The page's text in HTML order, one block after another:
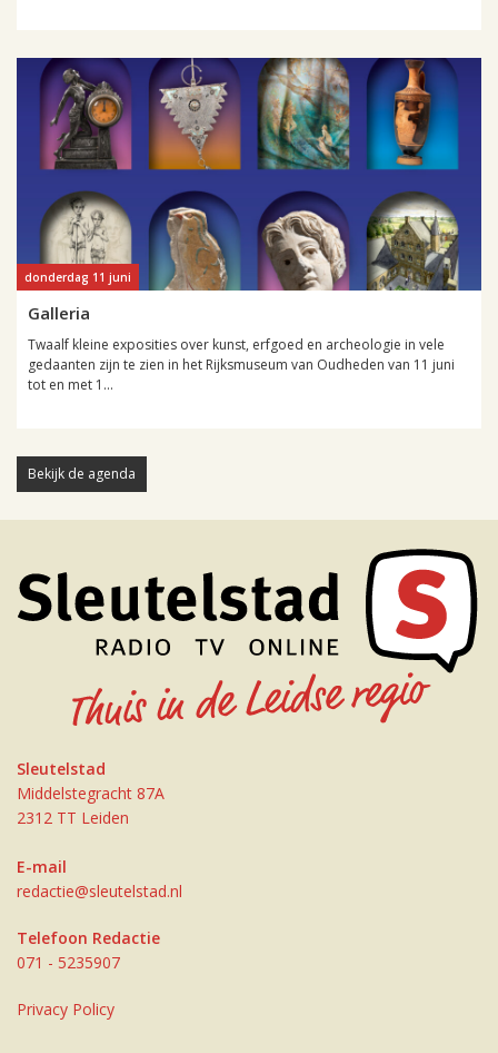
donderdag 11 juni
Galleria
Twaalf kleine exposities over kunst, erfgoed en archeologie in vele
gedaanten zijn te zien in het Rijksmuseum van Oudheden van 11 juni
tot en met 1...
Bekijk de agenda
Sleutelstad
Middelstegracht 87A
2312 TT Leiden
E-mail
redactie@sleutelstad.nl
Telefoon Redactie
071 - 5235907
Privacy Policy